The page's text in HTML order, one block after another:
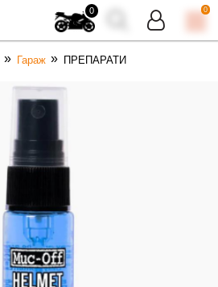
0 0
Гараж ПРЕПАРАТИ